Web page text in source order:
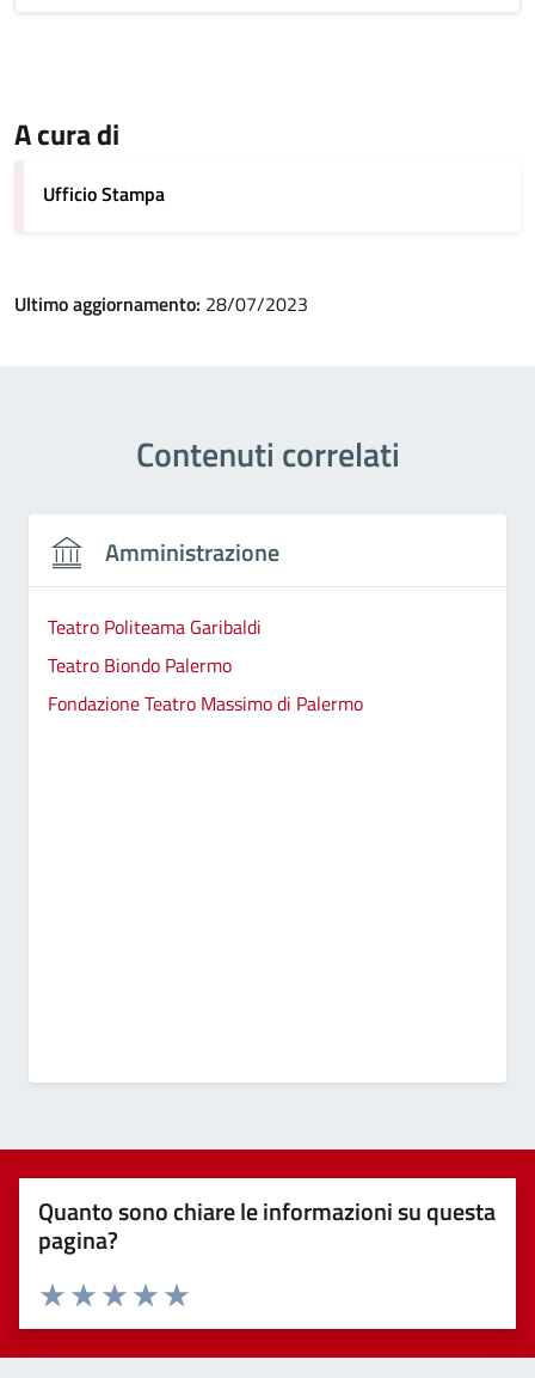
A cura di
Ufficio Stampa
Ultimo aggiornamento: 28/07/2023
Contenuti correlati
Amministrazione
Teatro Politeama Garibaldi
Teatro Biondo Palermo
Fondazione Teatro Massimo di Palermo
Quanto sono chiare le informazioni su questa
pagina?
Valuta 5 stelle su 5
Valuta 4 stelle su 5
Valuta 3 stelle su 5
Valuta 2 stelle su 5
Valuta 1 stelle su 5